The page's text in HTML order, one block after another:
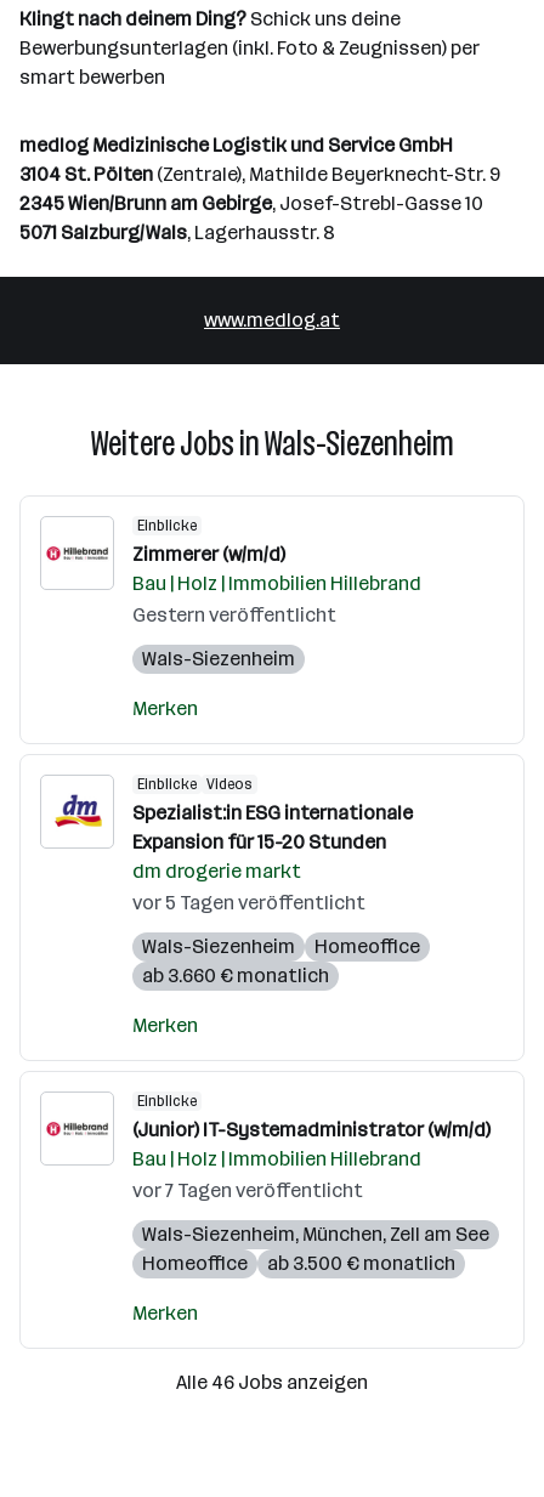
Klingt nach deinem Ding? Schick uns deine
Bewerbungsunterlagen (inkl. Foto & Zeugnissen) per
smart bewerben
medlog Medizinische Logistik und Service GmbH
3104 St. Pölten (Zentrale), Mathilde Beyerknecht-Str. 9
2345 Wien/Brunn am Gebirge, Josef-Strebl-Gasse 10
5071 Salzburg/Wals, Lagerhausstr. 8
www.medlog.at
Weitere Jobs in Wals-Siezenheim
Einblicke
Zimmerer (w/m/d)
Bau | Holz | Immobilien Hillebrand
Gestern veröffentlicht
Wals-Siezenheim
Merken
Einblicke Videos
Spezialist:in ESG internationale
Expansion für 15-20 Stunden
dm drogerie markt
vor 5 Tagen veröffentlicht
Wals-Siezenheim
Homeoffice
ab 3.660 € monatlich
Merken
Einblicke
(Junior) IT-Systemadministrator (w/m/d)
Bau | Holz | Immobilien Hillebrand
vor 7 Tagen veröffentlicht
Wals-Siezenheim, München, Zell am See
Homeoffice
ab 3.500 € monatlich
Merken
Alle 46 Jobs anzeigen